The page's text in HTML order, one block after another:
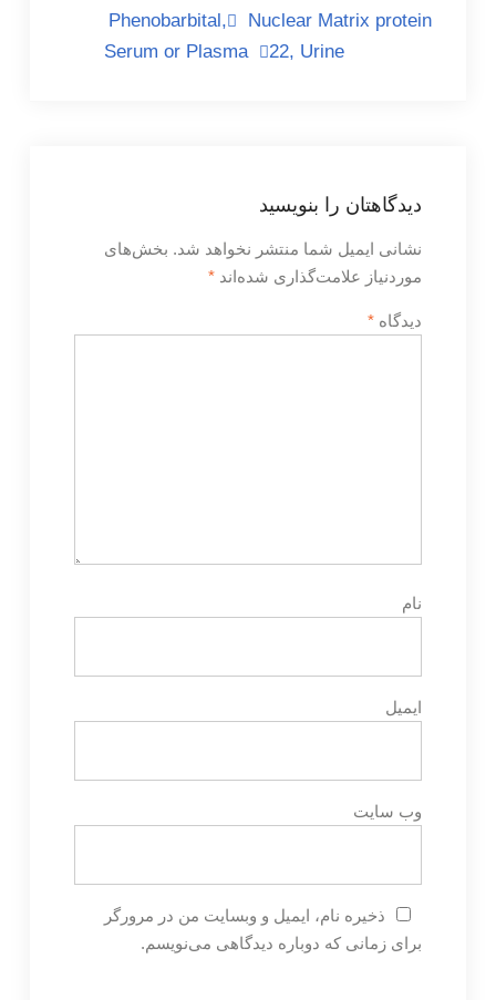
راهبری
Phenobarbital,
Serum or Plasma
Nuclear Matrix protein
22, Urine
دیدگاهتان را بنویسید
نشانی ایمیل شما منتشر نخواهد شد. بخش‌های
موردنیاز علامت‌گذاری شده‌اند *
دیدگاه *
نام
ایمیل
وب‌ سایت
ذخیره نام، ایمیل و وبسایت من در مرورگر
برای زمانی که دوباره دیدگاهی می‌نویسم.